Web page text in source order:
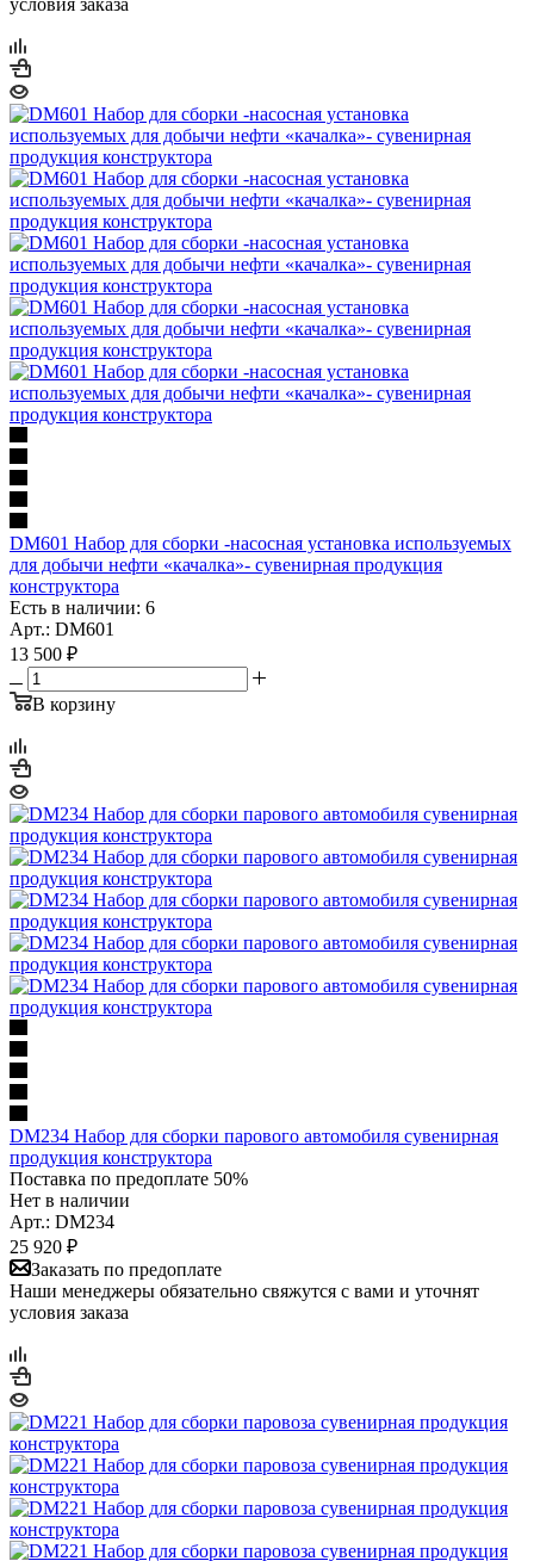
DM601 Набор для сборки -насосная установка используемых
для добычи нефти «качалка»- сувенирная продукция
конструктора
Есть в наличии: 6
Арт.: DM601
13 500 ₽
В корзину
DM234 Набор для сборки парового автомобиля сувенирная
продукция конструктора
Поставка по предоплате 50%
Нет в наличии
Арт.: DM234
25 920 ₽
Заказать по предоплате
Наши менеджеры обязательно свяжутся с вами и уточнят
условия заказа